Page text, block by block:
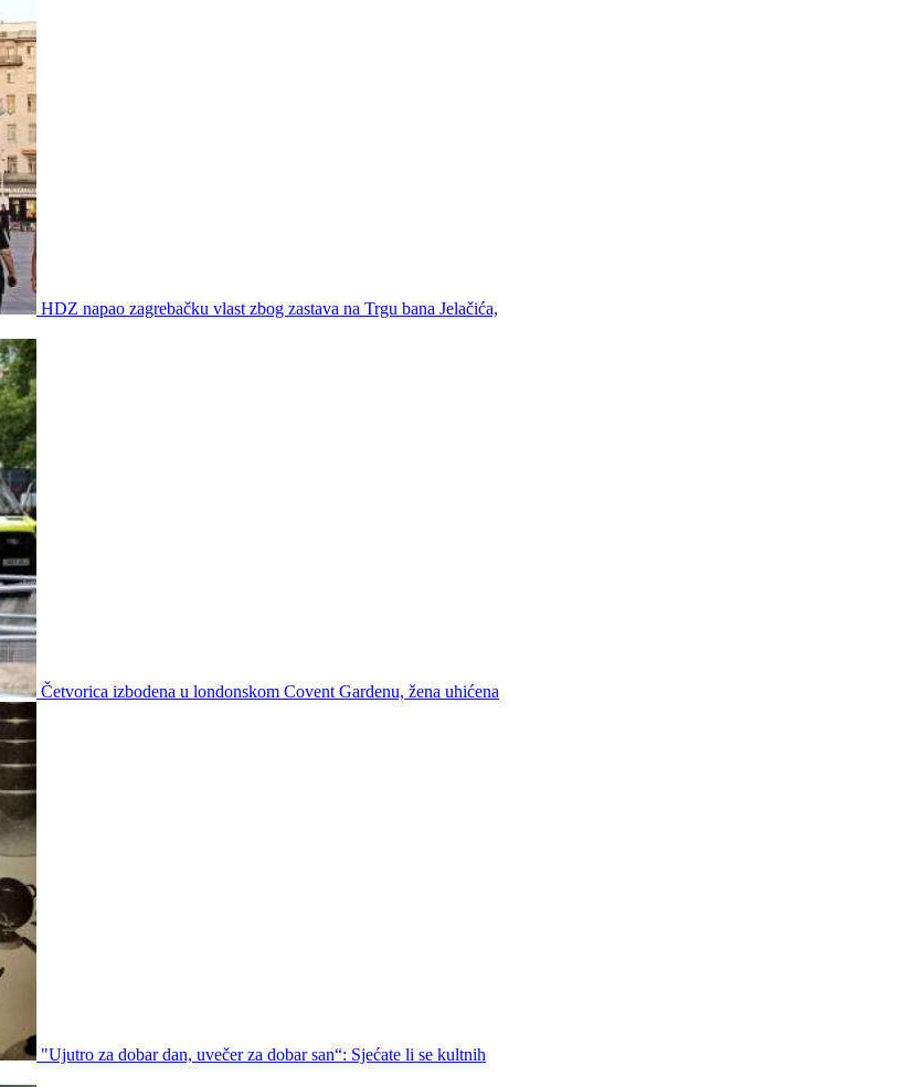
HDZ napao zagrebačku vlast zbog zastava na Trgu bana Jelačića,
Četvorica izbodena u londonskom Covent Gardenu, žena uhićena
"Ujutro za dobar dan, uvečer za dobar san“: Sjećate li se kultnih